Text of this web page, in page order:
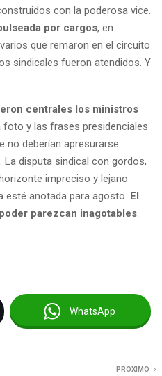
con la poderosa vice.
por cargos, en
que remaron en el circuito
sindicales fueron atendidos. Y
centrales los ministros
foto y las frases presidenciales
no deberían apresurarse
disputa sindical con gordos,
impreciso y lejano
esté anotada para agosto. El
parezcan inagotables.
WhatsApp
PROXIMO